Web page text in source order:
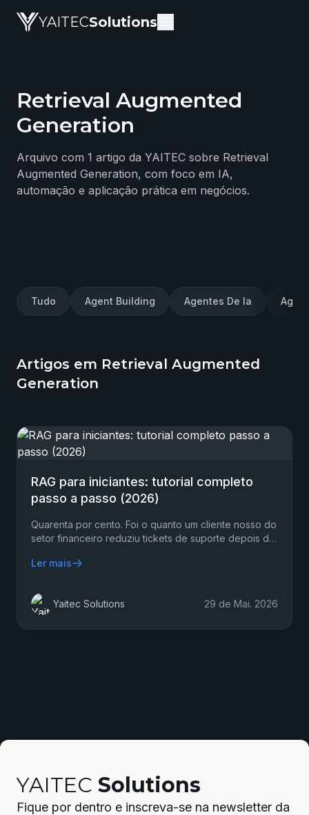
YAITECSolutions
Blog da YAITEC Solutions — artigos técnicos sobre
Retrieval Augmented
Generation
Arquivo com 1 artigo da YAITEC sobre Retrieval
Augmented Generation, com foco em IA,
automação e aplicação prática em negócios.
Tudo Agent Building Agentes De Ia
Artigos em Retrieval Augmented
Generation
RAG para iniciantes: tutorial completo
passo a passo (2026)
Quarenta por cento. Foi o quanto um cliente nosso do
setor financeiro reduziu tickets de suporte depois de
Ler mais
Yaitec Solutions 29 de Mai. 2026
YAITEC Solutions
Fique por dentro e inscreva-se na newsletter da